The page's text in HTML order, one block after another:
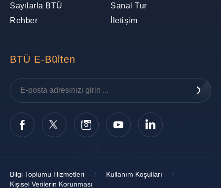
Sayılarla BTÜ
Sanal Tur
Rehber
İletişim
BTÜ E-Bülten
Bilgi Toplumu Hizmetleri / Kullanım Koşulları
/
Kişisel Verilerin Korunması